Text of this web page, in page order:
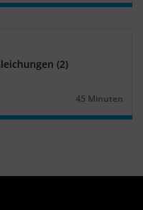
(2)
Dauer:
45 Minuten